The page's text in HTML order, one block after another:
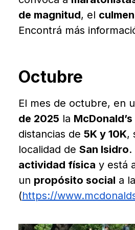
de magnitud, el
Encontrá más
Octubre
El mes de octubre, en
de 2025 la
distancias de 5K y 10K,
localidad de San Isidro.
actividad física y está
un propósito social a la
(https://